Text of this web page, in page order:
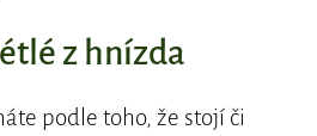
z hnízda
podle toho, že stojí či